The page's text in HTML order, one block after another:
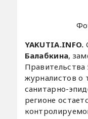
YAKUTIA.INFO.
Балабкина,
журналистов о
санитарно-
регионе